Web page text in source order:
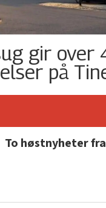
gir over
på
To høstnyheter